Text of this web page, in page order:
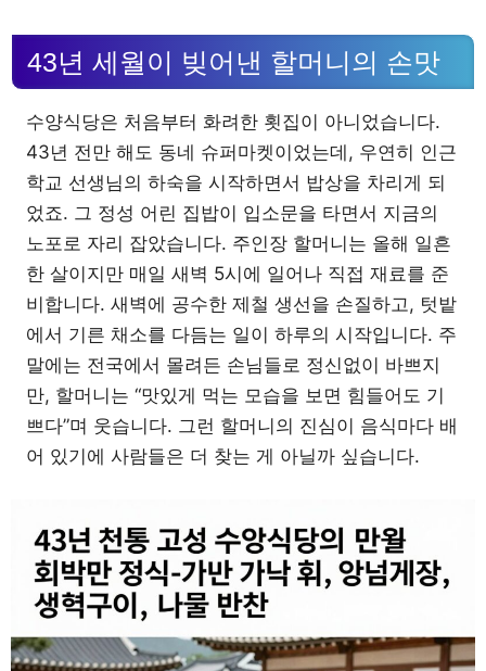
43년 세월이 빚어낸 할머니의 손맛
수양식당은 처음부터 화려한 횟집이 아니었습니다.
43년 전만 해도 동네 슈퍼마켓이었는데, 우연히 인근
학교 선생님의 하숙을 시작하면서 밥상을 차리게 되
었죠. 그 정성 어린 집밥이 입소문을 타면서 지금의
노포로 자리 잡았습니다. 주인장 할머니는 올해 일흔
한 살이지만 매일 새벽 5시에 일어나 직접 재료를 준
비합니다. 새벽에 공수한 제철 생선을 손질하고, 텃밭
에서 기른 채소를 다듬는 일이 하루의 시작입니다. 주
말에는 전국에서 몰려든 손님들로 정신없이 바쁘지
만, 할머니는 “맛있게 먹는 모습을 보면 힘들어도 기
쁘다”며 웃습니다. 그런 할머니의 진심이 음식마다 배
어 있기에 사람들은 더 찾는 게 아닐까 싶습니다.